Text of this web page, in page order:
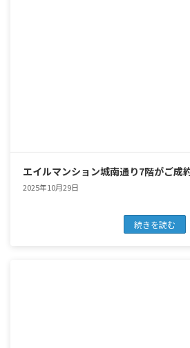
エイルマンション城南通り7階がご成
2025年10月29日
続きを読む